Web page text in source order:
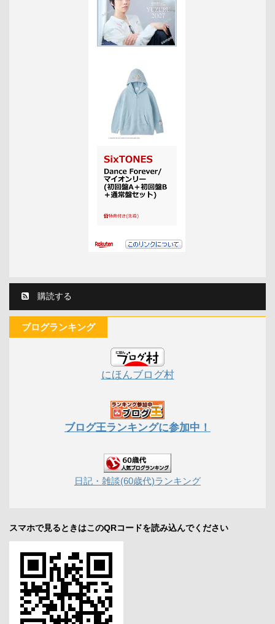
購読する
ブログランキング
にほんブログ村
ブログ王ランキングに参加中！
日記・雑談(60歳代)ランキング
スマホで見るときはこのQRコードを読み込んでください